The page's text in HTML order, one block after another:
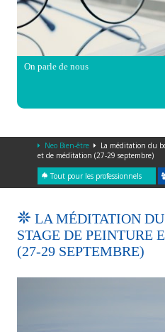
On parle de nous
Neo Bien-être
La méditation du
et de méditation (27-29 septembre)
Tout pour les professionnels
LA MÉDITATION
STAGE DE PEINTURE
(27-29 SEPTEMBRE)